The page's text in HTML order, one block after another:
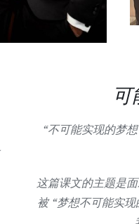
“不可能实现的梦
这篇课文的主题是
被 “梦想不可能实